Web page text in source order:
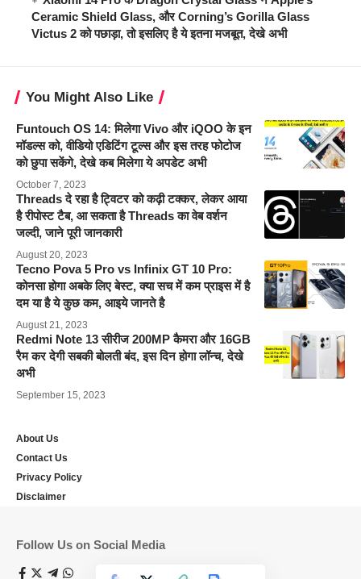
Ceramic Shield Glass, और Corning’s Gorilla Glass
Victus 2 को पछाड़ा, तो इसलिए है ये इतना मजबूत, देखे अभी
You Might Also Like
Funtouch OS 14: मिलेगा Vivo और iQOO के इन
मॉडल्स को, वीडियो एडिटिंग टूल्स और इस तरह फोटोज
को छुपा सकेंगे, देखे कब मिलेगा ये अपडेट अभी
October 7, 2023
Threads दे रहा है ट्विटर को कढ़ी टक्कर, लेकर आया
है रीपोस्ट टैब, आ सकता है Threads का वेब वर्शन
जल्दी, जाने पूरी जानकारी
August 20, 2023
Tecno Pova 5 Pro vs Infinix GT 10 Pro:
कोनसा होगा अबके लिए बेस्ट, क्या सच में कम प्राइस में है
दम या है ये कुछ कम, आइये जानते है
August 21, 2023
Redmi Note 13 सीरीज 200MP कैमरा और 16GB
रैम कर देगी सबकी बोलती बंद, इस दिन होगा लॉन्च, देखे
अभी
September 15, 2023
About Us
Contact Us
Privacy Policy
Disclaimer
Follow Us on Social Media